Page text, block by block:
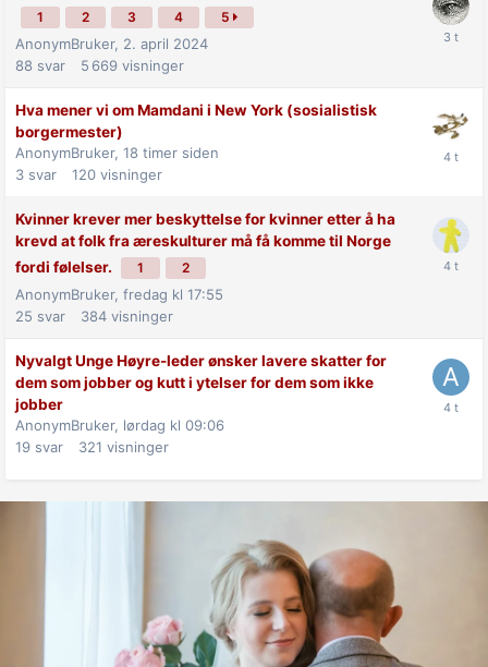
1 2 3 4 5
AnonymBruker, 2. april 2024
88 svar 5 669 visninger
Hva mener vi om Mamdani i New York (sosialistisk
borgermester)
AnonymBruker, 18 timer siden
3 svar 120 visninger
Kvinner krever mer beskyttelse for kvinner etter å ha
krevd at folk fra æreskulturer må få komme til Norge
fordi følelser.
1 2
AnonymBruker, fredag kl 17:55
25 svar 384 visninger
Nyvalgt Unge Høyre-leder ønsker lavere skatter for
dem som jobber og kutt i ytelser for dem som ikke
jobber
AnonymBruker, lørdag kl 09:06
19 svar 321 visninger